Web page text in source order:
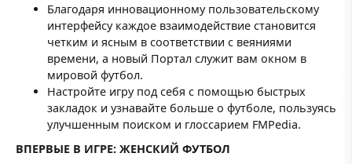
Благодаря инновационному пользовательскому
интерфейсу каждое взаимодействие становится
четким и ясным в соответствии с веяниями
времени, а новый Портал служит вам окном в
мировой футбол.
Настройте игру под себя с помощью быстрых
закладок и узнавайте больше о футболе, пользуясь
улучшенным поиском и глоссарием FMPedia.
ВПЕРВЫЕ В ИГРЕ: ЖЕНСКИЙ ФУТБОЛ